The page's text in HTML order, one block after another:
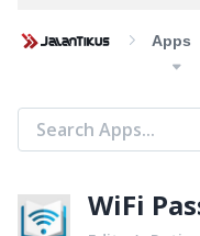
Apps
WiFi